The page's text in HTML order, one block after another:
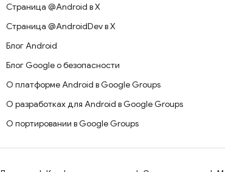
Страница @Android в X
Страница @AndroidDev в X
Блог Android
Блог Google о безопасности
О платформе Android в Google Groups
О разработках для Android в Google Groups
О портировании в Google Groups